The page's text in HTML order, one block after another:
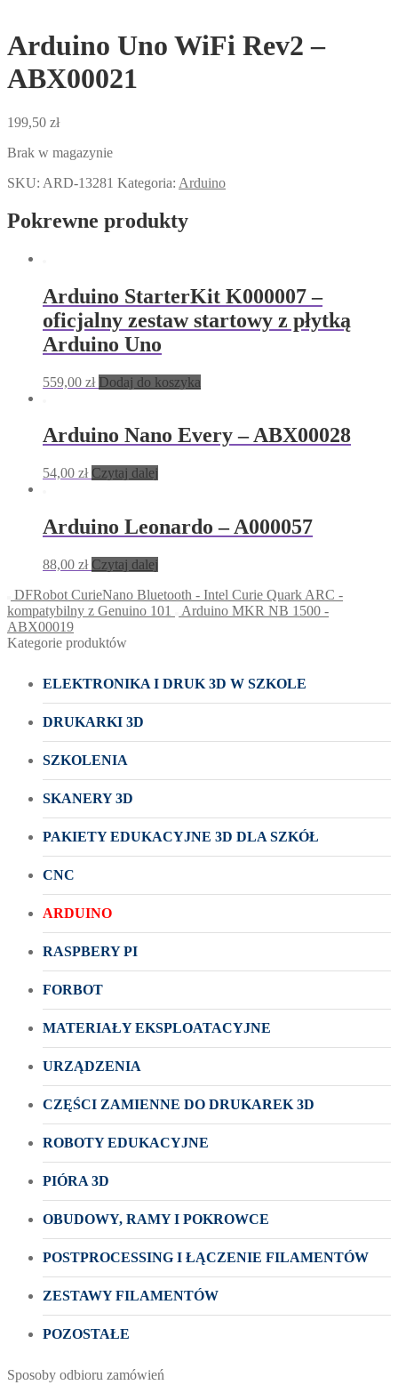
Arduino Uno WiFi Rev2 –
ABX00021
199,50 zł
Brak w magazynie
SKU: ARD-13281 Kategoria: Arduino
Pokrewne produkty
Arduino StarterKit K000007 –
oficjalny zestaw startowy z płytką
Arduino Uno
559,00 zł Dodaj do koszyka
Arduino Nano Every – ABX00028
54,00 zł Czytaj dalej
Arduino Leonardo – A000057
88,00 zł Czytaj dalej
DFRobot CurieNano Bluetooth - Intel Curie Quark ARC -
kompatybilny z Genuino 101
Arduino MKR NB 1500 -
ABX00019
Kategorie produktów
ELEKTRONIKA I DRUK 3D W SZKOLE
DRUKARKI 3D
SZKOLENIA
SKANERY 3D
PAKIETY EDUKACYJNE 3D DLA SZKÓŁ
CNC
ARDUINO
RASPBERY PI
FORBOT
MATERIAŁY EKSPLOATACYJNE
URZĄDZENIA
CZĘŚCI ZAMIENNE DO DRUKAREK 3D
ROBOTY EDUKACYJNE
PIÓRA 3D
OBUDOWY, RAMY I POKROWCE
POSTPROCESSING I ŁĄCZENIE FILAMENTÓW
ZESTAWY FILAMENTÓW
POZOSTAŁE
Sposoby odbioru zamówień